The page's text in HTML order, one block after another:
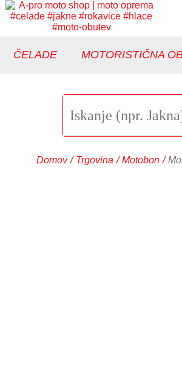
ČELADE MOTORISTIČNA
Domov / Trgovina / Motobon /